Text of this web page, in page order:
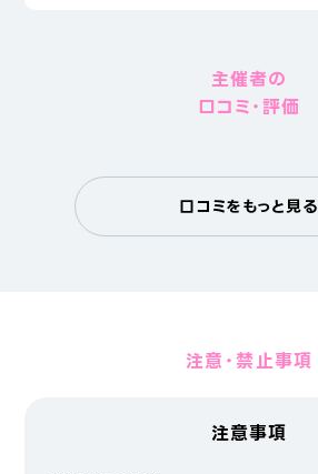
主催者の
口コミ・評価
口コミをもっと見る
注意・禁止事項
注意事項